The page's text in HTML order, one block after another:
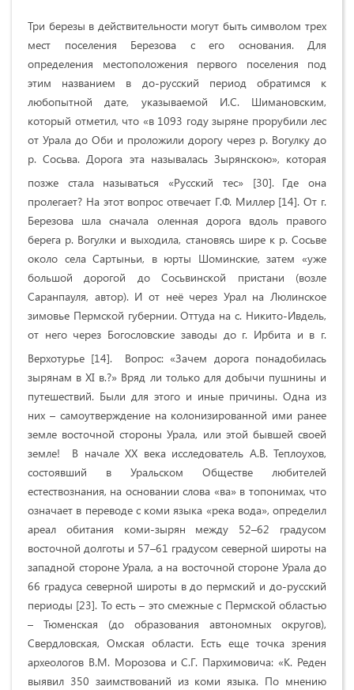
Три березы в действительности могут быть символом трех
мест поселения Березова с его основания. Для
определения местоположения первого поселения под
этим названием в до-русский период обратимся к
любопытной дате, указываемой И.С. Шимановским,
который отметил, что «в 1093 году зыряне прорубили лес
от Урала до Оби и проложили дорогу через р. Вогулку до
р. Сосьва. Дорога эта называлась Зырянскою», которая
позже стала называться «Русский тес» [30].
Где она
пролегает? На этот вопрос отвечает Г.Ф. Миллер [14]. От г.
Березова шла сначала оленная дорога вдоль правого
берега р. Вогулки и выходила, становясь шире к р. Сосьве
около села Сартыньи, в юрты Шоминские, затем «уже
большой дорогой до Сосьвинской пристани (возле
Саранпауля, автор). И от неё через Урал на Люлинское
зимовье Пермской губернии. Оттуда на с. Никито-Ивдель,
от него через Богословские заводы до г. Ирбита и в г.
Верхотурье [14].
Вопрос: «Зачем дорога понадобилась
зырянам в XI в.?» Вряд ли только для добычи пушнины и
путешествий. Были для этого и иные причины. Одна из
них – самоутверждение на колонизированной ими ранее
земле восточной стороны Урала, или этой бывшей своей
земле! В начале ХХ века исследователь А.В. Теплоухов,
состоявший в Уральском Обществе любителей
естествознания, на основании слова «ва» в топонимах, что
означает в переводе с коми языка «река вода», определил
ареал обитания коми-зырян между 52–62 градусом
восточной долготы и 57–61 градусом северной широты на
западной стороне Урала, а на восточной стороне Урала до
66 градуса северной широты в до пермский и до-русский
периоды [23]. То есть – это смежные с Пермской областью
– Тюменская (до образования автономных округов),
Свердловская, Омская области. Есть еще точка зрения
археологов В.М. Морозова и С.Г. Пархимовича: «К. Реден
выявил 350 заимствований из коми языка. По мнению